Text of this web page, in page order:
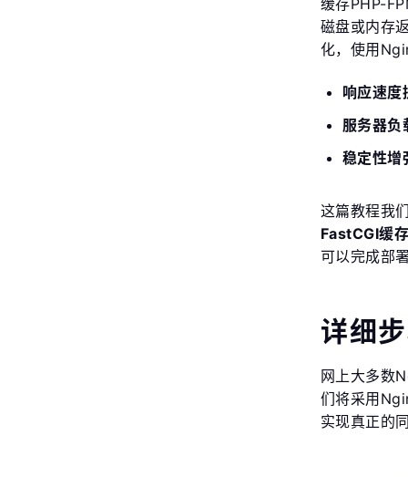
缓存PHP-
磁盘或内存
化，使用
响应速
服务器负
稳定性增
这篇教程我
FastCGI缓存
可以完成部
详细
网上大多数
们将采用
实现真正的